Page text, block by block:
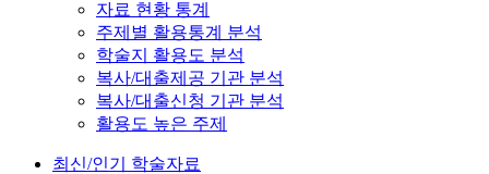
자료 현황 통계
주제별 활용통계 분석
학술지 활용도 분석
복사/대출제공 기관 분석
복사/대출신청 기관 분석
활용도 높은 주제
최신/인기 학술자료